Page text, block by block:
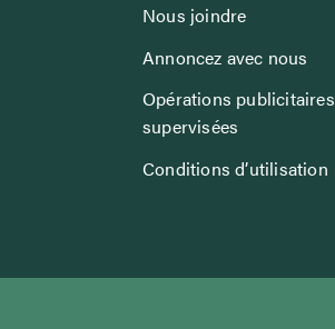
Nous joindre
Annoncez avec nous
Opérations publicitaires
supervisées
Conditions d’utilisation